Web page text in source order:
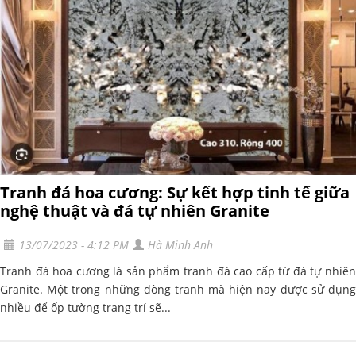
Tranh đá hoa cương: Sự kết hợp tinh tế giữa
nghệ thuật và đá tự nhiên Granite
13/07/2023 - 4:12 PM
Hà Minh Anh
Tranh đá hoa cương là sản phẩm tranh đá cao cấp từ đá tự nhiên
Granite. Một trong những dòng tranh mà hiện nay được sử dụng
nhiều để ốp tường trang trí sẽ...